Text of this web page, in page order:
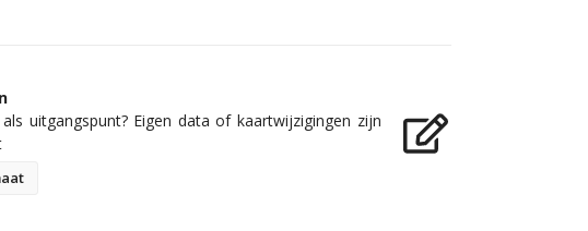
uitgangspunt? Eigen data of kaartwijzigingen zijn